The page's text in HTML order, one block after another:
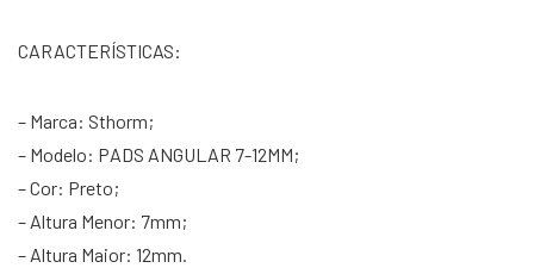
CARACTERÍSTICAS:
– Marca: Sthorm;
– Modelo: PADS ANGULAR 7-12MM;
– Cor: Preto;
– Altura Menor: 7mm;
– Altura Maior: 12mm.